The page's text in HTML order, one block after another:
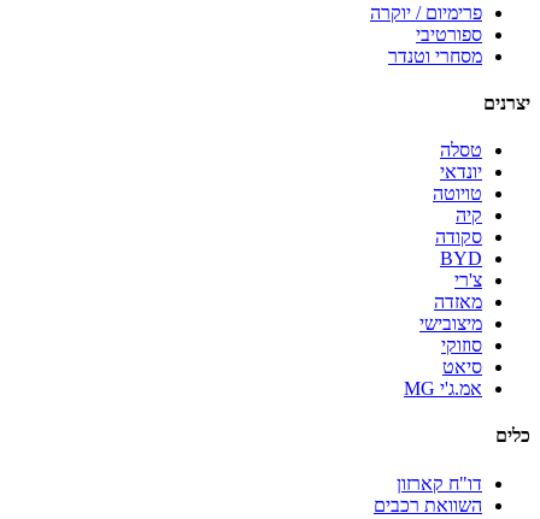
פרימיום / יוקרה
ספורטיבי
מסחרי וטנדר
יצרנים
טסלה
יונדאי
טויוטה
קיה
סקודה
BYD
צ'רי
מאזדה
מיצובישי
סוזוקי
סיאט
אמ.ג'י MG
כלים
דו"ח קארזון
השוואת רכבים